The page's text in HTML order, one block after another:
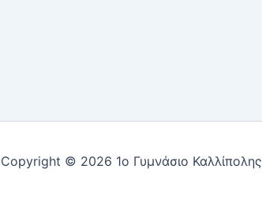
Copyright © 2026 1ο Γυμνάσιο Καλλίπολης